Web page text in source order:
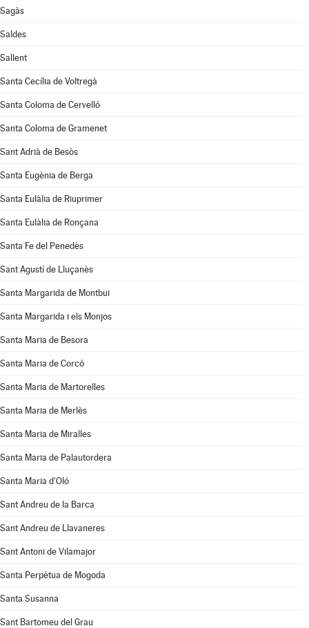
Sagàs
Saldes
Sallent
Santa Cecília de Voltregà
Santa Coloma de Cervelló
Santa Coloma de Gramenet
Sant Adrià de Besòs
Santa Eugènia de Berga
Santa Eulàlia de Riuprimer
Santa Eulàlia de Ronçana
Santa Fe del Penedès
Sant Agustí de Lluçanès
Santa Margarida de Montbui
Santa Margarida i els Monjos
Santa Maria de Besora
Santa Maria de Corcó
Santa Maria de Martorelles
Santa Maria de Merlès
Santa Maria de Miralles
Santa Maria de Palautordera
Santa Maria d'Oló
Sant Andreu de la Barca
Sant Andreu de Llavaneres
Sant Antoni de Vilamajor
Santa Perpètua de Mogoda
Santa Susanna
Sant Bartomeu del Grau